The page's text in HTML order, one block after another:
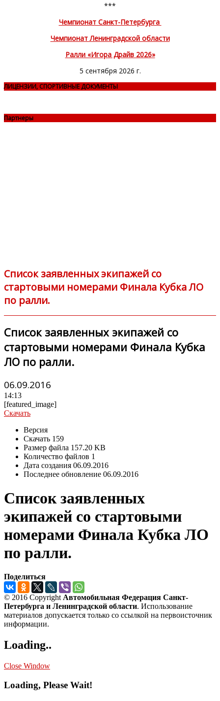
***
Чемпионат Санкт-Петербурга
Чемпионат Ленинградской области
Ралли «Игора Драйв 2026»
5 сентября 2026 г.
ЛИЦЕНЗИИ, СПОРТИВНЫЕ ДОКУМЕНТЫ
Партнеры
Список заявленных экипажей со
стартовыми номерами Финала Кубка ЛО
по ралли.
Список заявленных экипажей со
стартовыми номерами Финала Кубка
ЛО по ралли.
06.09.2016
14:13
[featured_image]
Скачать
Версия
Скачать 159
Размер файла 157.20 KB
Количество файлов 1
Дата создания 06.09.2016
Последнее обновление 06.09.2016
Список заявленных
экипажей со стартовыми
номерами Финала Кубка ЛО
по ралли.
Поделиться
© 2016 CopyrightАвтомобильная Федерация Санкт-
Петербурга и Ленинградской области. Использование
материалов допускается только со ссылкой на первоисточник
информации.
Loading..
Close Window
Loading, Please Wait!